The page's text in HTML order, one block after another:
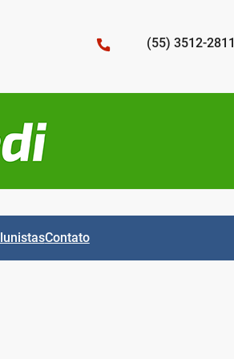
(55) 3512-2811
Contato